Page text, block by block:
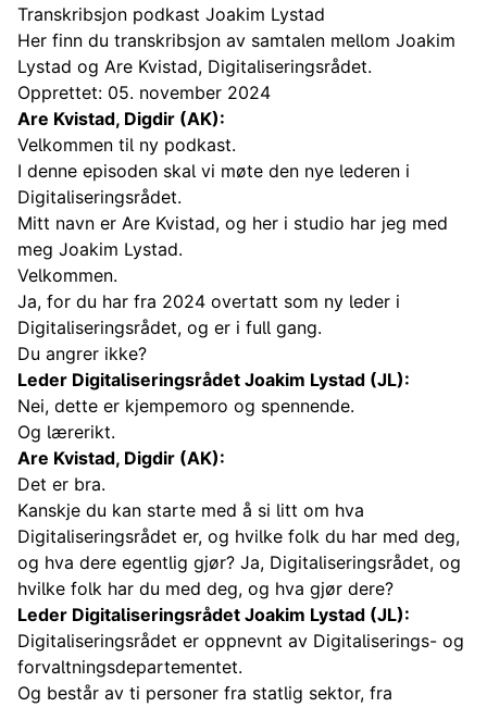
Transkribsjon podkast Joakim Lystad
Her finn du transkribsjon av samtalen mellom Joakim
Lystad og Are Kvistad, Digitaliseringsrådet.
Opprettet: 05. november 2024
Are Kvistad, Digdir (AK):
Velkommen til ny podkast.
I denne episoden skal vi møte den nye lederen i
Digitaliseringsrådet.
Mitt navn er Are Kvistad, og her i studio har jeg med
meg Joakim Lystad.
Velkommen.
Ja, for du har fra 2024 overtatt som ny leder i
Digitaliseringsrådet, og er i full gang.
Du angrer ikke?
Leder Digitaliseringsrådet Joakim Lystad (JL):
Nei, dette er kjempemoro og spennende.
Og lærerikt.
Are Kvistad, Digdir (AK):
Det er bra.
Kanskje du kan starte med å si litt om hva
Digitaliseringsrådet er, og hvilke folk du har med deg,
og hva dere egentlig gjør? Ja, Digitaliseringsrådet, og
hvilke folk har du med deg, og hva gjør dere?
Leder Digitaliseringsrådet Joakim Lystad (JL):
Digitaliseringsrådet er oppnevnt av Digitaliserings- og
forvaltningsdepartementet.
Og består av ti personer fra statlig sektor, fra